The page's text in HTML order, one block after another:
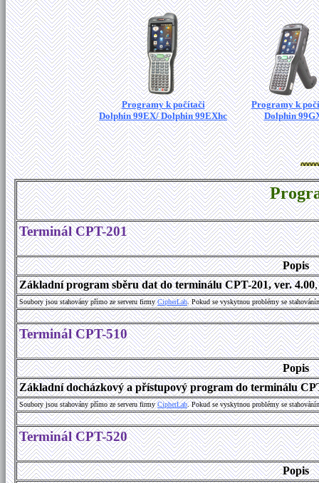
Programy k počítači
Dolphin 99EX/ Dolphin 99EXhc
Programy k
Dolphin
Terminál CPT-201
Popis
Základní program sběru dat do terminálu CPT-201, ver. 4.00
Soubory jsou stahovány přímo ze serveru firmyCipherLab. Pokud se vyskytnou problémy se
Terminál CPT-510
Popis
Základní docházkový a přístupový program do terminálu
Soubory jsou stahovány přímo ze serveru firmyCipherLab. Pokud se vyskytnou problémy se
Terminál CPT-520
Popis